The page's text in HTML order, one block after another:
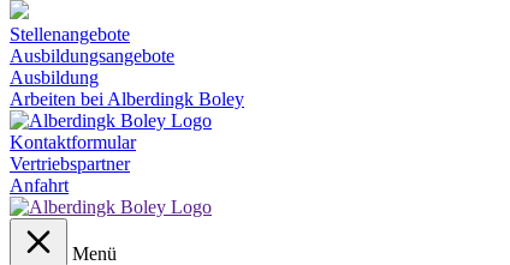
Stellenangebote
Ausbildungsangebote
Ausbildung
Arbeiten bei Alberdingk Boley
Kontaktformular
Vertriebspartner
Anfahrt
Menü